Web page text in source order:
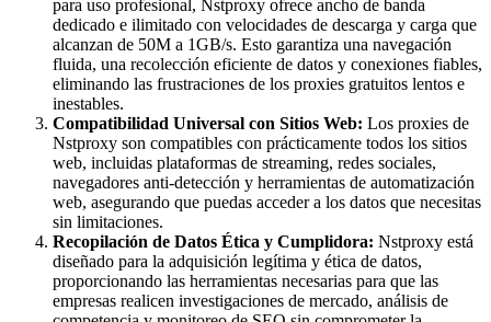
para uso profesional, Nstproxy ofrece ancho de banda
dedicado e ilimitado con velocidades de descarga y carga que
alcanzan de 50M a 1GB/s. Esto garantiza una navegación
fluida, una recolección eficiente de datos y conexiones fiables,
eliminando las frustraciones de los proxies gratuitos lentos e
inestables.
Compatibilidad Universal con Sitios Web: Los proxies de
Nstproxy son compatibles con prácticamente todos los sitios
web, incluidas plataformas de streaming, redes sociales,
navegadores anti-detección y herramientas de automatización
web, asegurando que puedas acceder a los datos que necesitas
sin limitaciones.
Recopilación de Datos Ética y Cumplidora: Nstproxy está
diseñado para la adquisición legítima y ética de datos,
proporcionando las herramientas necesarias para que las
empresas realicen investigaciones de mercado, análisis de